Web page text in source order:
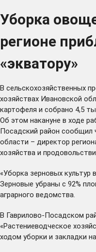
Уборка
регионе
«экватору»
В сельскохозяйственных
хозяйствах Ивановской
картофеля и собрано 4,5
Об этом накануне в ходе
Посадский район сообщил
области – директор
хозяйства и
«Уборка зерновых культур
Зерновые убраны с 92%
аграрного ведомства.
В Гаврилово-Посадском
«Растениеводческое
ходом уборки и закладки